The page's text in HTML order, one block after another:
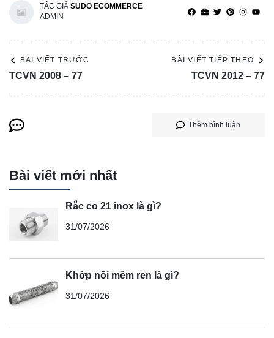
TÁC GIẢ SUDO ECOMMERCE
ADMIN
BÀI VIẾT TRƯỚC
TCVN 2008 – 77
BÀI VIẾT TIẾP THEO
TCVN 2012 – 77
Thêm bình luận
Bài viết mới nhất
Rắc co 21 inox là gì?
31/07/2026
Khớp nối mềm ren là gì?
31/07/2026